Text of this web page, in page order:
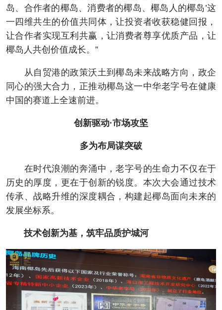
岛、合作者的椰岛、消费者的椰岛、椰岛人的椰岛’这
一四维共生的价值共同体，让投资者收获稳健回报，
让合作者实现互利共赢，让消费者尊享优质产品，让
椰岛人共创价值成长。”
从自贸港的政策沃土到椰岛未来战略方向，政企
同心的强大合力，正推动椰岛这一中华老字号在健康
中国的赛道上全速前进。
创新驱动·市场攻坚
多为布局谋突破
在时代浪潮的奔涌中，老字号的生命力不仅在于
历史的厚度，更在于创新的锐度。本次大会通过技术
传承、战略升维的深度耦合，构建起椰岛面向未来的
发展坐标系。
技术创新为基，筑牢品质护城河